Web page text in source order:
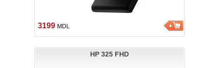
3199 MDL
HP 325 FHD